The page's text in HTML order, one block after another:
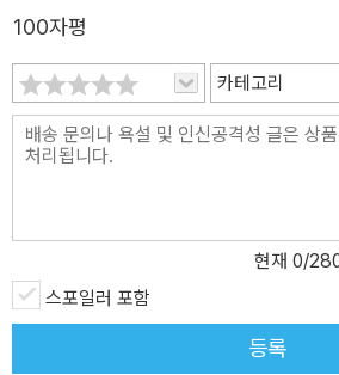
거실에 있는 사이 남편과 아이가 있는 방에
맞아 죽은 남편과 그 손에 목이 눌려 죽은
었다. 검시관은 자살, 아내는 타살을 주장하
을 찾기 위해 바이올렛 스트레인지는 조사를 시
차 안의 수수께끼>-F. W. 크로프츠 프레스
에 있던 여자, 옆 객실의 남자들 등 같은 객
남자가 들어온다. 꽉 끼는 오버코트를 똑같
신들이 주문한 음식이 서로 바뀌어도 관심
인가? 그리고 식사를 마친 두 손님은 왜 갑
100자평
카테고리
현재 0/
스포일러 포함
등록